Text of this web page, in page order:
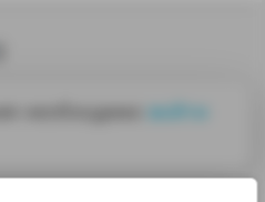
необходимо войти